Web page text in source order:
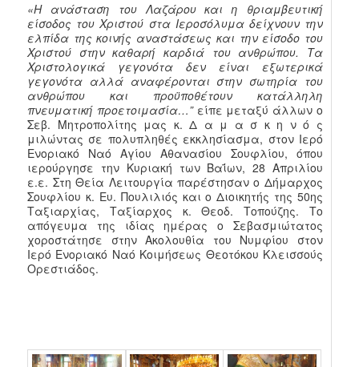
«Η ανάσταση του Λαζάρου και η θριαμβευτική
είσοδος του Χριστού στα Ιεροσόλυμα δείχνουν την
ελπίδα της κοινής αναστάσεως και την είσοδο του
Χριστού στην καθαρή καρδιά του ανθρώπου.
Τα
Χριστολογικά γεγονότα δεν είναι εξωτερικά
γεγονότα αλλά αναφέρονται στην σωτηρία του
ανθρώπου και προϋποθέτουν κατάλληλη
πνευματική προετοιμασία…”είπε μεταξύ άλλων ο
Σεβ. Μητροπολίτης μας κ. Δ α μ α σ κ η ν ό ς
μιλώντας σε πολυπληθές εκκλησίασμα, στον Ιερό
Ενοριακό Ναό Αγίου Αθανασίου Σουφλίου, όπου
ιερούργησε την Κυριακή των Βαΐων, 28 Απριλίου
ε.ε. Στη Θεία Λειτουργία παρέστησαν ο Δήμαρχος
Σουφλίου κ. Ευ. Πουλιλιός και ο Διοικητής της 50ης
Ταξιαρχίας, Ταξίαρχος κ. Θεοδ. Τοπούζης. Το
απόγευμα της ιδίας ημέρας ο Σεβασμιώτατος
χοροστάτησε στην Ακολουθία του Νυμφίου στον
Ιερό Ενοριακό Ναό Κοιμήσεως Θεοτόκου Κλεισσούς
Ορεστιάδος.